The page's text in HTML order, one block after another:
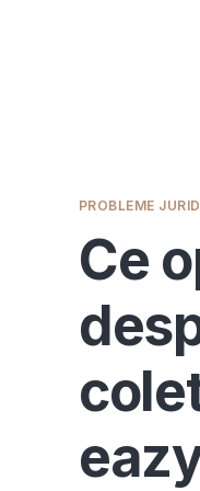
PROBLEME
Ce